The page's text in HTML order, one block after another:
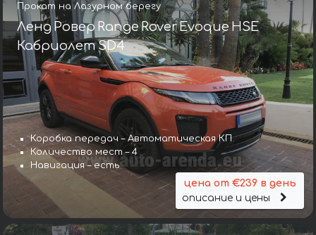
Прокат на Лазурном берегу
Ленд Ровер Range Rover Evoque HSE
Кабриолет SD4
Коробка передач – Автоматическая КП
Количество мест – 4
Навигация – есть
цена от €239 в день
описание и цены